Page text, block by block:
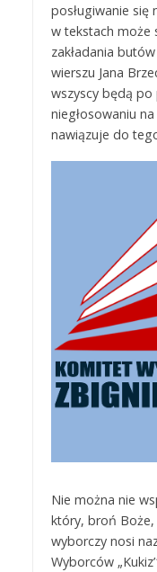
posługiwanie się
w tekstach może
zakładania
wierszu Jana
wszyscy będą
niegłosowaniu
nawiązuje do
Nie można nie
który, broń Boże,
wyborczy nosi
Wyborców